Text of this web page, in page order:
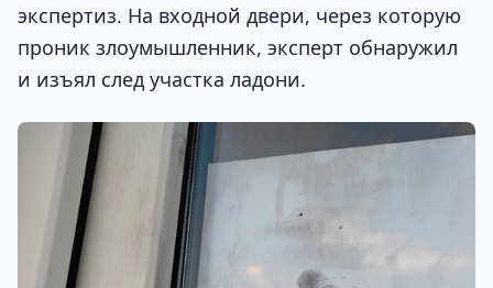
экспертиз. На входной двери, через которую
проник злоумышленник, эксперт обнаружил
и изъял след участка ладони.